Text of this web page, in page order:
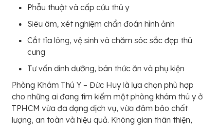
Phẫu thuật và cấp cứu thú y
Siêu âm, xét nghiệm chẩn đoán hình ảnh
Cắt tỉa lông, vệ sinh và chăm sóc sắc đẹp thú
cưng
Tư vấn dinh dưỡng, bán thức ăn và phụ kiện
Phòng Khám Thú Y – Đức Huy là lựa chọn phù hợp
cho những ai đang tìm kiếm một phòng khám thú y ở
TPHCM vừa đa dạng dịch vụ, vừa đảm bảo chất
lượng, an toàn và hiệu quả. Không gian thân thiện,